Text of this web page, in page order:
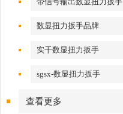
数显扭力扳手品牌
实干数显扭力扳手
sgsx-数显扭力扳手
查看更多